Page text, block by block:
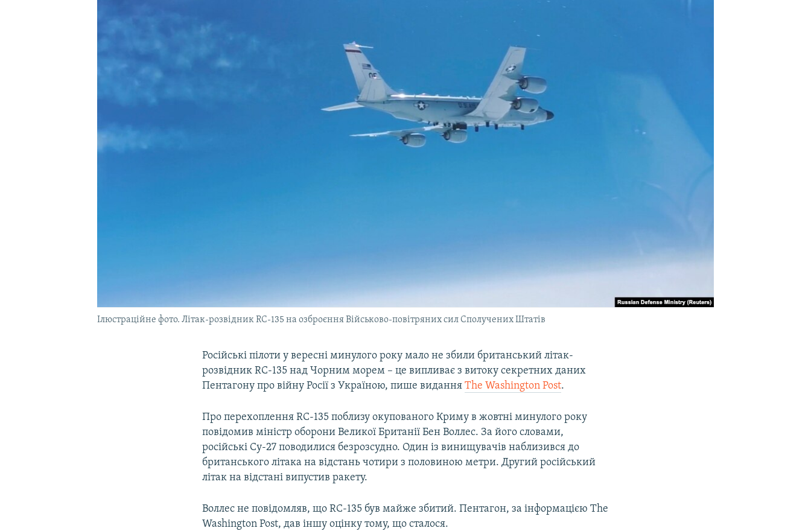
Ілюстраційне фото. Літак-розвідник RC-135 на озброєння Військово-повітряних сил Сполучених Штатів
Російські пілоти у вересні минулого року мало не збили британський літак-
розвідник RC-135 над Чорним морем – це випливає з витоку секретних даних
Пентагону про війну Росії з Україною, пише виданняThe Washington Post.
Про перехоплення RC-135 поблизу окупованого Криму в жовтні минулого року
повідомив міністр оборони Великої Британії Бен Воллес. За його словами,
російські Су-27 поводилися безрозсудно. Один із винищувачів наблизився до
британського літака на відстань чотири з половиною метри. Другий російський
літак на відстані випустив ракету.
Воллес не повідомляв, що RC-135 був майже збитий. Пентагон, за інформацією The
Washington Post, дав іншу оцінку тому, що сталося.